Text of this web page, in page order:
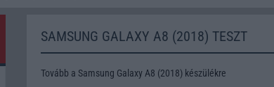
SAMSUNG GALAXY A8 (2018) TESZT
Tovább a Samsung Galaxy A8 (2018) készülékre